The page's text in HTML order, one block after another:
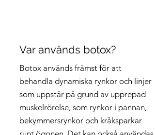
Var används botox?
Botox används främst för att
behandla dynamiska rynkor och linjer
som uppstår på grund av upprepad
muskelrörelse, som rynkor i pannan,
bekymmersrynkor och kråksparkar